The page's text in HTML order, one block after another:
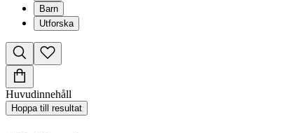
Barn
Utforska
Huvudinnehåll
Hoppa till resultat